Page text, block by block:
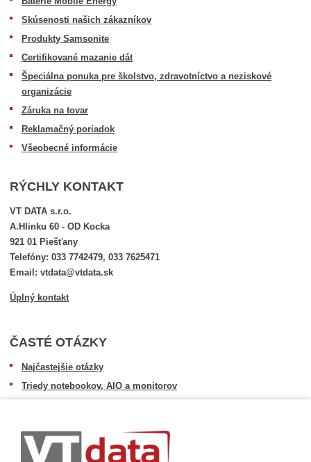
Skúsenosti našich zákazníkov
Produkty Samsonite
Certifikované mazanie dát
Špeciálna ponuka pre školstvo, zdravotníctvo a neziskové
organizácie
Záruka na tovar
Reklamačný poriadok
Všeobecné informácie
RÝCHLY KONTAKT
VT DATA s.r.o.
A.Hlinku 60 - OD Kocka
921 01 Piešťany
Telefóny: 033 7742479, 033 7625471
Email: vtdata@vtdata.sk
Úplný kontakt
ČASTÉ OTÁZKY
Najčastejšie otázky
Triedy notebookov, AIO a monitorov
Dopravné podmienky